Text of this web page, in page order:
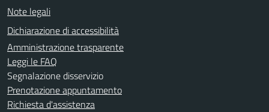
Note legali
Dichiarazione di accessibilità
Amministrazione trasparente
Leggi le FAQ
Segnalazione disservizio
Prenotazione appuntamento
Richiesta d'assistenza